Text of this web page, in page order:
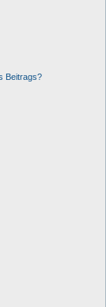
Beitrags?